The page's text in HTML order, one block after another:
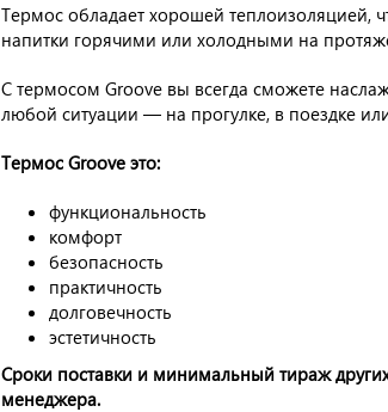
Термос обладает хорошей теплоизоляцией,
напитки горячими или холодными на
С термосом Groove вы всегда сможете
любой ситуации — на прогулке, в поездке
Термос Groove это:
функциональность
комфорт
безопасность
практичность
долговечность
эстетичность
Сроки поставки и минимальный тираж
менеджера.